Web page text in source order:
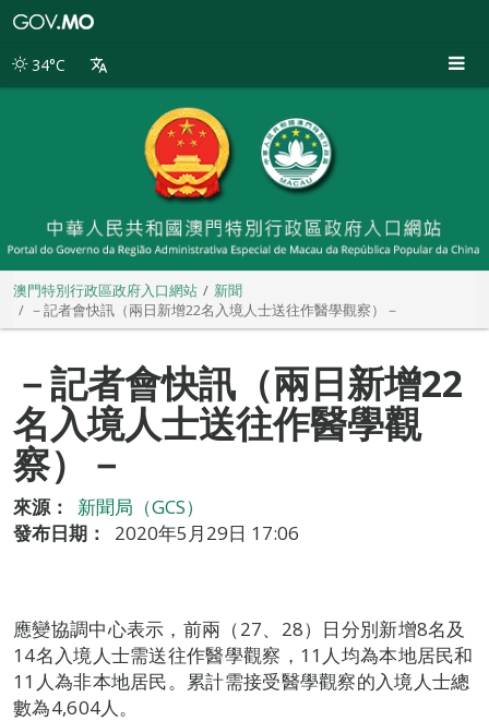
別
34°C
澳門特別行政區政府入口網站
新聞
－記者會快訊（兩日新增22名入境人士送往作醫學觀察）－
－記者會快訊（兩日新增22
名入境人士送往作醫學觀
察）－
來源：
新聞局（GCS）
發布日期：
2020年5月29日 17:06
應變協調中心表示，前兩（27、28）日分別新增8名及
14名入境人士需送往作醫學觀察，11人均為本地居民和
11人為非本地居民。累計需接受醫學觀察的入境人士總
數為4,604人。